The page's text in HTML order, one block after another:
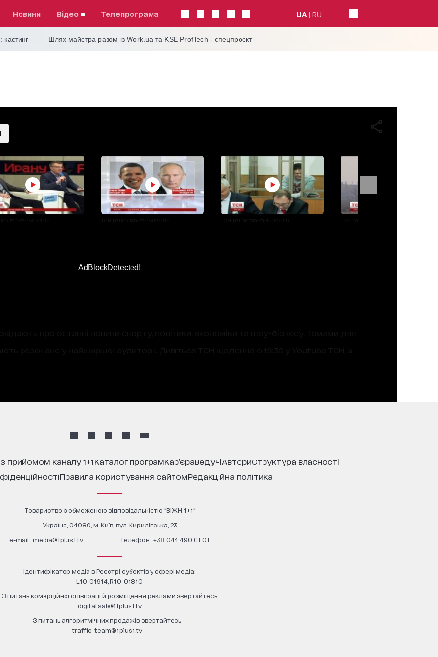
Новини відео телепрограма UA RU
кастинг Шлях майстра разом із Work.ua та KSE ProfTech - спецпроєкт
AdBlockDetected!
прийомом каналу 1+1 каталог програм кар’єра ведучі автори
структура власності
правила користування сайтом редакційна політика
Товариство з обмеженою відповідальністю "ВІЖН 1+1"
Україна, 04080, м. Київ, вул. Кирилівська, 23
е-mail: media@1plus1.tv Телефон: +38 044 490 01 01
Ідентифікатор медіа в Реєстрі суб’єктів у сфері медіа:
L10-01914, R10-01810
З питань комерційної співпраці й розміщення реклами звертайтесь
digital.sale@1plus1.tv
З питань алгоритмічних продажів звертайтесь
traffic-team@1plus1.tv